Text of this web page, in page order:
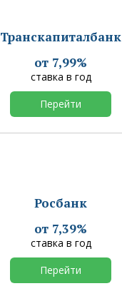
Транскапиталбанк
от 7,99%
ставка в год
Перейти
Росбанк
от 7,39%
ставка в год
Перейти